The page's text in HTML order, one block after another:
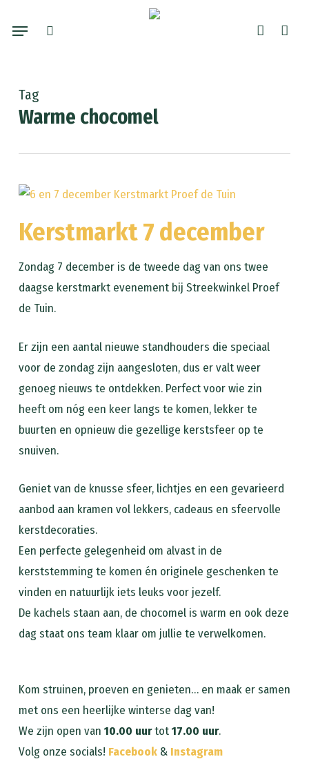
account
Menu
Tag
Warme chocomel
Kerstmarkt 7 december
Zondag 7 december is de tweede dag van ons twee
daagse kerstmarkt evenement bij Streekwinkel Proef
de Tuin.
Er zijn een aantal nieuwe standhouders die speciaal
voor de zondag zijn aangesloten, dus er valt weer
genoeg nieuws te ontdekken. Perfect voor wie zin
heeft om nóg een keer langs te komen, lekker te
buurten en opnieuw die gezellige kerstsfeer op te
snuiven.
Geniet van de knusse sfeer, lichtjes en een gevarieerd
aanbod aan kramen vol lekkers, cadeaus en sfeervolle
kerstdecoraties.
Een perfecte gelegenheid om alvast in de
kerststemming te komen én originele geschenken te
vinden en natuurlijk iets leuks voor jezelf.
De kachels staan aan, de chocomel is warm en ook deze
dag staat ons team klaar om jullie te verwelkomen.
Kom struinen, proeven en genieten… en maak er samen
met ons een heerlijke winterse dag van!
We zijn open van10.00 uurtot17.00 uur.
Volg onze socials! Facebook& Instagram